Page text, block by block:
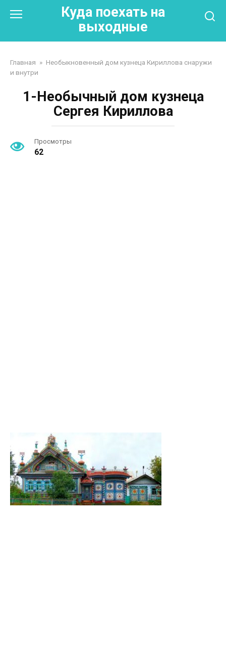
Куда поехать на
выходные
Главная » Необыкновенный дом кузнеца Кириллова снаружи
и внутри
1-Необычный дом кузнеца
Сергея Кириллова
Просмотры
62